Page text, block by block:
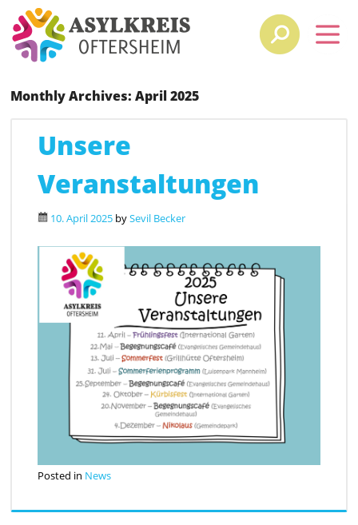
Monthly Archives: April 2025
Unsere
Veranstaltungen
10. April 2025 bySevil Becker
Posted in News